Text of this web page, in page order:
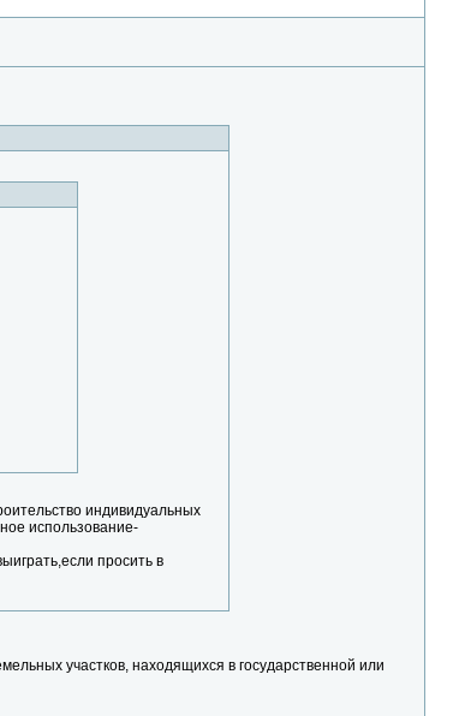
индивидуальных
использование-
просить в
участков, находящихся в государственной или